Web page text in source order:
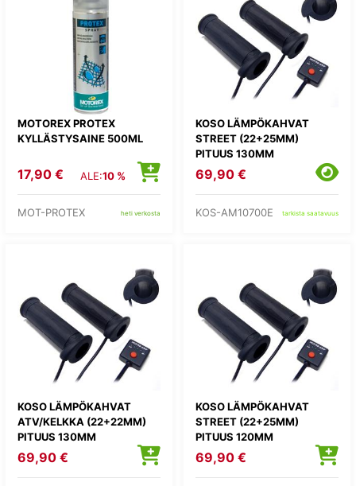
MOTOREX PROTEX
KYLLÄSTYSAINE 500ML
17,90 € ALE:10 %
MOT-PROTEX heti verkosta
KOSO LÄMPÖKAHVAT
STREET (22+25MM)
PITUUS 130MM
69,90 €
KOS-AM10700E tarkista saatavuus
KOSO LÄMPÖKAHVAT
ATV/KELKKA (22+22MM)
PITUUS 130MM
69,90 €
KOSO LÄMPÖKAHVAT
STREET (22+25MM)
PITUUS 120MM
69,90 €